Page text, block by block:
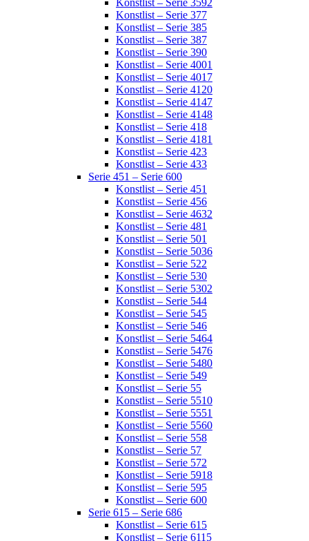
Konstlist – Serie 3592
Konstlist – Serie 377
Konstlist – Serie 385
Konstlist – Serie 387
Konstlist – Serie 390
Konstlist – Serie 4001
Konstlist – Serie 4017
Konstlist – Serie 4120
Konstlist – Serie 4147
Konstlist – Serie 4148
Konstlist – Serie 418
Konstlist – Serie 4181
Konstlist – Serie 423
Konstlist – Serie 433
Serie 451 – Serie 600
Konstlist – Serie 451
Konstlist – Serie 456
Konstlist – Serie 4632
Konstlist – Serie 481
Konstlist – Serie 501
Konstlist – Serie 5036
Konstlist – Serie 522
Konstlist – Serie 530
Konstlist – Serie 5302
Konstlist – Serie 544
Konstlist – Serie 545
Konstlist – Serie 546
Konstlist – Serie 5464
Konstlist – Serie 5476
Konstlist – Serie 5480
Konstlist – Serie 549
Konstlist – Serie 55
Konstlist – Serie 5510
Konstlist – Serie 5551
Konstlist – Serie 5560
Konstlist – Serie 558
Konstlist – Serie 57
Konstlist – Serie 572
Konstlist – Serie 5918
Konstlist – Serie 595
Konstlist – Serie 600
Serie 615 – Serie 686
Konstlist – Serie 615
Konstlist – Serie 6115